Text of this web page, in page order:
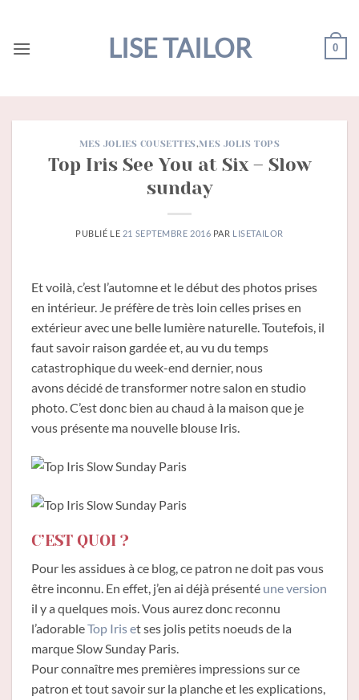
contenu
LISE TAILOR 0
MES JOLIES COUSETTES,MES JOLIS TOPS
Top Iris See You at Six – Slow
sunday
PUBLIÉ LE 21 SEPTEMBRE 2016 PAR LISETAILOR
Et voilà, c’est l’automne et le début des photos prises
en intérieur. Je préfère de très loin celles prises en
extérieur avec une belle lumière naturelle. Toutefois, il
faut savoir raison gardée et, au vu du temps
catastrophique du week-end dernier, nous
avons décidé de transformer notre salon en studio
photo. C’est donc bien au chaud à la maison que je
vous présente ma nouvelle blouse Iris.
C’EST QUOI ?
Pour les assidues à ce blog, ce patron ne doit pas vous
être inconnu. En effet, j’en ai déjà présenté une version
il y a quelques mois. Vous aurez donc reconnu
l’adorableTop Iris et ses jolis petits noeuds de la
marque Slow Sunday Paris.
Pour connaître mes premières impressions sur ce
patron et tout savoir sur la planche et les explications,